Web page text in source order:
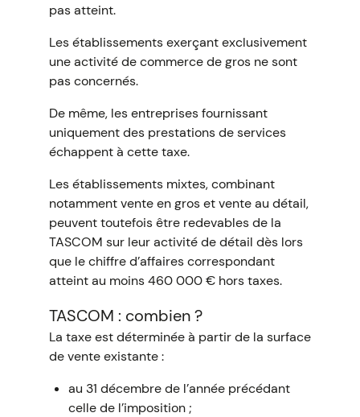
pas atteint.
Les établissements exerçant exclusivement
une activité de commerce de gros ne sont
pas concernés.
De même, les entreprises fournissant
uniquement des prestations de services
échappent à cette taxe.
Les établissements mixtes, combinant
notamment vente en gros et vente au détail,
peuvent toutefois être redevables de la
TASCOM sur leur activité de détail dès lors
que le chiffre d’affaires correspondant
atteint au moins 460 000 € hors taxes.
TASCOM : combien ?
La taxe est déterminée à partir de la surface
de vente existante :
au 31 décembre de l’année précédant
celle de l’imposition ;